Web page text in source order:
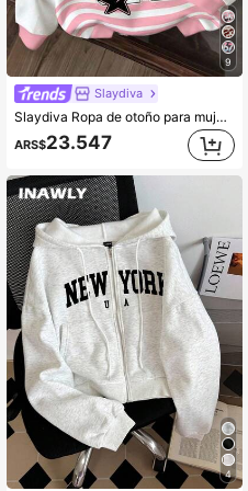
9
Slaydiva
Slaydiva Ropa de otoño para mujer/Ropa de invierno para mujer/Ropa Y2K/Ropa urbana/Vuelta al colegio/Calle casual/Apta para hip hop/Sudadera casual de calle con estampado para mujer/Gráfico con letras de Nueva York
ARS$23.547
4